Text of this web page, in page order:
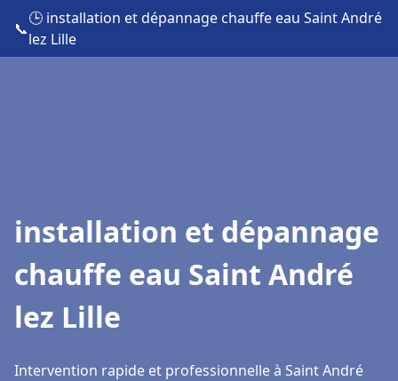
📞
🕒 installation et dépannage chauffe eau Saint André
lez Lille
installation et dépannage
chauffe eau Saint André
lez Lille
Intervention rapide et professionnelle à Saint André